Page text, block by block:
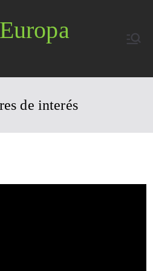
de interés